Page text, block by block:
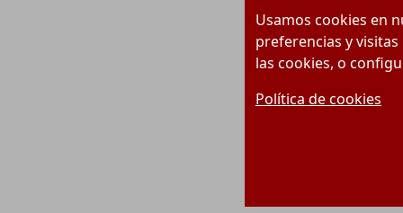
Usamos cookies en
preferencias y
las cookies, o
Política de cookies